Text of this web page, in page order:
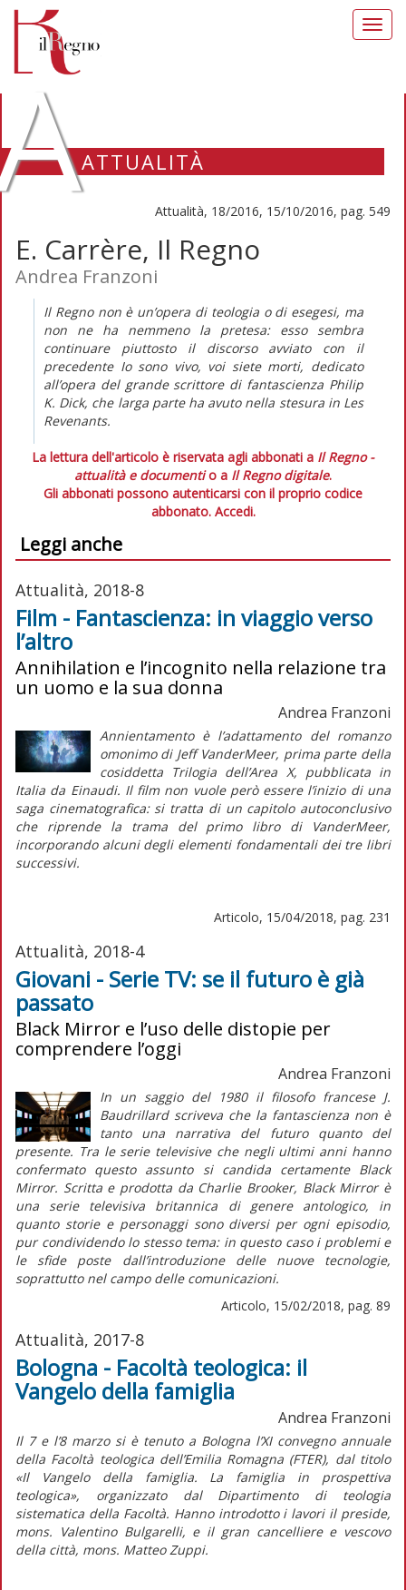
ATTUALITÀ
Attualità, 18/2016, 15/10/2016, pag. 549
E. Carrère, Il Regno
Andrea Franzoni
Il Regno non è un’opera di teologia o di esegesi, ma
non ne ha nemmeno la pretesa: esso sembra
continuare piuttosto il discorso avviato con il
precedente Io sono vivo, voi siete morti, dedicato
all’opera del grande scrittore di fantascienza Philip
K. Dick, che larga parte ha avuto nella stesura in Les
Revenants.
La lettura dell'articolo è riservata agli abbonati a Il Regno -
attualità e documentio a Il Regno digitale.
Gli abbonati possono autenticarsi con il proprio codice
abbonato. Accedi.
Leggi anche
Attualità, 2018-8
Film - Fantascienza: in viaggio verso
l’altro
Annihilation e l’incognito nella relazione tra
un uomo e la sua donna
Andrea Franzoni
Annientamentoè l’adattamento del romanzo
omonimo di Jeff VanderMeer, prima parte della
cosiddetta Trilogia dell’Area X, pubblicata in
Italia da Einaudi. Il film non vuole però essere l’inizio di una
saga cinematografica: si tratta di un capitolo autoconclusivo
che riprende la trama del primo libro di VanderMeer,
incorporando alcuni degli elementi fondamentali dei tre libri
successivi.
Articolo, 15/04/2018, pag. 231
Attualità, 2018-4
Giovani - Serie TV: se il futuro è già
passato
Black Mirror e l’uso delle distopie per
comprendere l’oggi
Andrea Franzoni
In un saggio del 1980 il filosofo francese J.
Baudrillard scriveva che la fantascienza non è
tanto una narrativa del futuro quanto del
presente. Tra le serie televisive che negli ultimi anni hanno
confermato questo assunto si candida certamente Black
Mirror. Scritta e prodotta da Charlie Brooker, Black Mirrorè
una serie televisiva britannica di genere antologico, in
quanto storie e personaggi sono diversi per ogni episodio,
pur condividendo lo stesso tema: in questo caso i problemi e
le sfide poste dall’introduzione delle nuove tecnologie,
soprattutto nel campo delle comunicazioni.
Articolo, 15/02/2018, pag. 89
Attualità, 2017-8
Bologna - Facoltà teologica: il
Vangelo della famiglia
Andrea Franzoni
Il 7 e l’8 marzo si è tenuto a Bologna l’XI convegno annuale
della Facoltà teologica dell’Emilia Romagna (FTER), dal titolo
«Il Vangelo della famiglia. La famiglia in prospettiva
teologica», organizzato dal Dipartimento di teologia
sistematica della Facoltà. Hanno introdotto i lavori il preside,
mons. Valentino Bulgarelli, e il gran cancelliere e vescovo
della città, mons. Matteo Zuppi.